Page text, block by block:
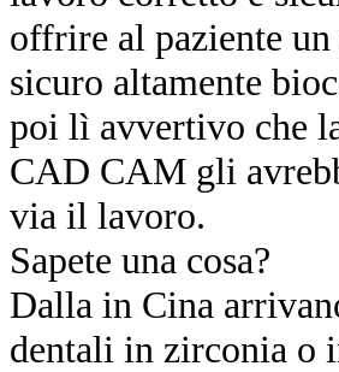
offrire al paziente
sicuro altamente
poi lì avvertivo che
CAD CAM gli
via il lavoro.
Sapete una cosa?
Dalla in Cina
dentali in zirconia o